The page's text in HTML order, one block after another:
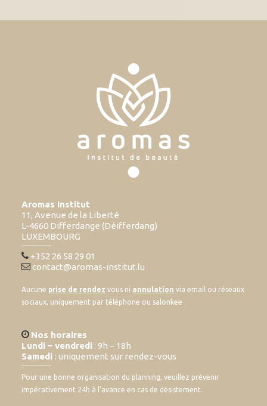
Aromas Institut
11, Avenue de la Liberté
L-4660 Differdange (Déifferdang)
LUXEMBOURG
+352 26 58 29 01
contact@aromas-institut.lu
Aucune prise de rendez vous ni annulation via email ou réseaux
sociaux, uniquement par téléphone ou salonkee
Nos horaires
Lundi – vendredi : 9h – 18h
Samedi : uniquement sur rendez-vous
Pour une bonne organisation du planning, veuillez prévenir
impérativement 24h à l’avance en cas de désistement.